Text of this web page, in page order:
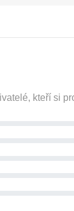
kteří si